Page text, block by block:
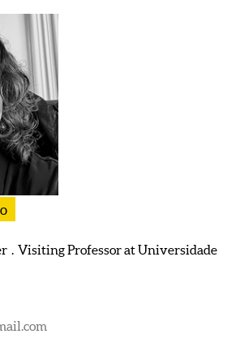
. Visiting Professor at Universidade